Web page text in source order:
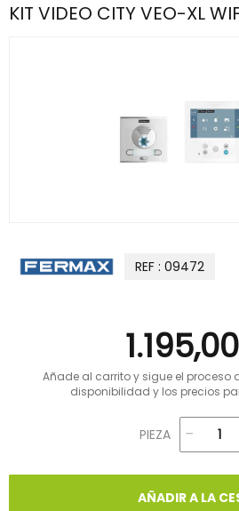
KIT VIDEO CITY VEO-XL
REF : 09472
Añade al carrito y sigue el proceso
disponibilidad y los precios
PIEZA
AÑADIR A LA